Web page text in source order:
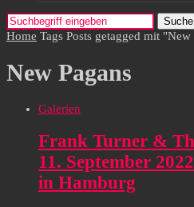
Suche
Home Tags Posts getagged mit "New
New Pagans
Galerien
Frank Turner &
11. September
in Hamburg